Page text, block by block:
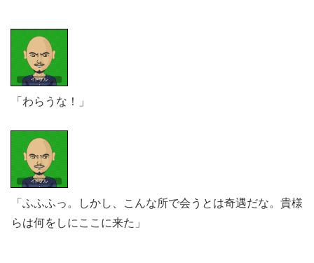
「わらうな！」
「ふふふっ。しかし、こんな所で会うとは奇遇だな。貴様
らは何をしにここに来た」